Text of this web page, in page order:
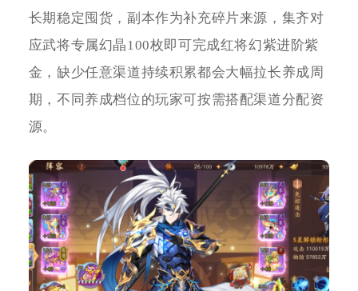
长期稳定囤货，副本作为补充碎片来源，集齐对
应武将专属幻晶100枚即可完成红将幻紫进阶紫
金，缺少任意渠道持续积累都会大幅拉长养成周
期，不同养成档位的玩家可按需搭配渠道分配资
源。